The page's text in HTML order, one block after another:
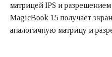
матрицей IPS и
MagicBook 15 получает
аналогичную матрицу и